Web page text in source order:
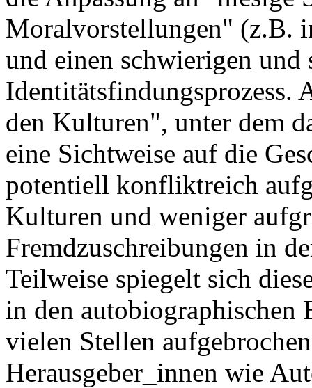
Moralvorstellungen" (z.B.
und einen schwierigen und
Identitätsfindungsprozess.
den Kulturen", unter dem
eine Sichtweise auf die
potentiell konfliktreich
Kulturen und weniger
Fremdzuschreibungen in
Teilweise spiegelt sich
in den autobiographischen
vielen Stellen
Herausgeber_innen wie